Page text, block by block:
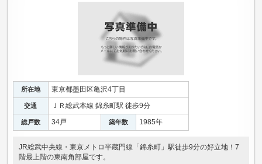
所在地 東京都墨田区亀沢4丁目
交通 ＪＲ総武本線 錦糸町駅 徒歩9分
総戸数 34戸 築年数 1985年
JR総武中央線・東京メトロ半蔵門線「錦糸町」駅徒歩9分の好立地！7
階最上階の東南角部屋です。